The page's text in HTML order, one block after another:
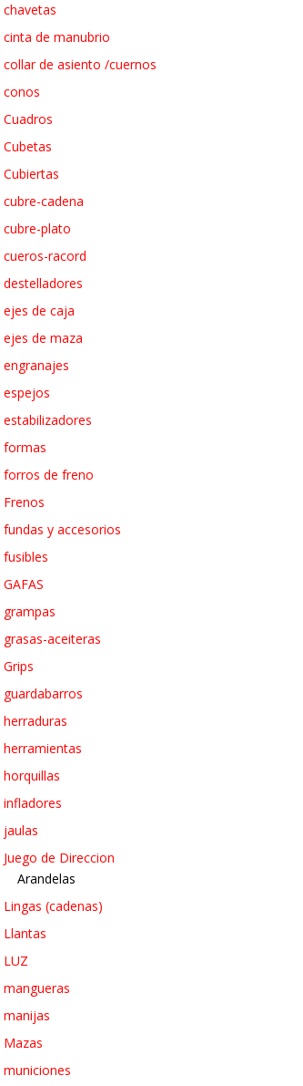
chavetas
cinta de manubrio
collar de asiento /cuernos
conos
Cuadros
Cubetas
Cubiertas
cubre-cadena
cubre-plato
cueros-racord
destelladores
ejes de caja
ejes de maza
engranajes
espejos
estabilizadores
formas
forros de freno
Frenos
fundas y accesorios
fusibles
GAFAS
grampas
grasas-aceiteras
Grips
guardabarros
herraduras
herramientas
horquillas
infladores
jaulas
Juego de Direccion
Arandelas
Lingas (cadenas)
Llantas
LUZ
mangueras
manijas
Mazas
municiones